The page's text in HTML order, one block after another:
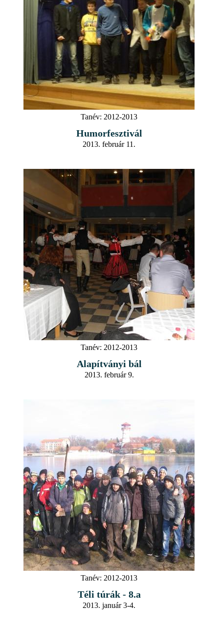
Tanév: 2012-2013
Humorfesztivál
2013. február 11.
Tanév: 2012-2013
Alapítványi bál
2013. február 9.
Tanév: 2012-2013
Téli túrák - 8.a
2013. január 3-4.